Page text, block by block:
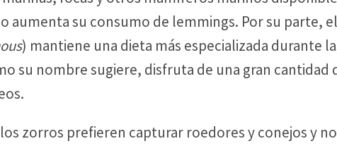
aumenta su consumo de lemmings. Por su parte, el
) mantiene una dieta más especializada durante
su nombre sugiere, disfruta de una gran cantidad
los zorros prefieren capturar roedores y conejos y